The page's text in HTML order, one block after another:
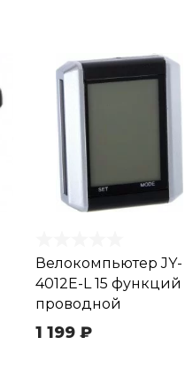
Велокомпьютер JY-
4012E-L 15 функций
проводной
1 199 ₽